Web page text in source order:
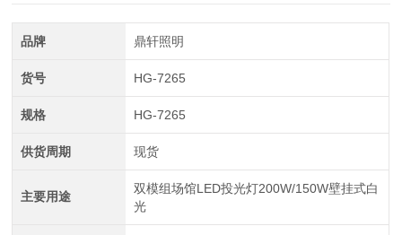
品牌 鼎轩照明
货号 HG-7265
规格 HG-7265
供货周期 现货
主要用途
双模组场馆LED投光灯200W/150W壁挂式白
光